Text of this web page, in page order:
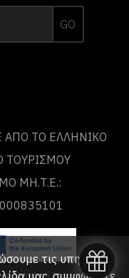
GO
ΤO ΕΛΛΗΝΙΚΟ
ΤΟΥΡΙΣΜΟΥ
ΜΗ.Τ.Ε.:
Programme
τις υπηρεσίες